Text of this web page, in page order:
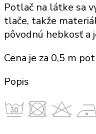
Potlač na látke sa
tlače, takže
pôvodnú hebkosť a
Cena je za 0,5 m
Popis